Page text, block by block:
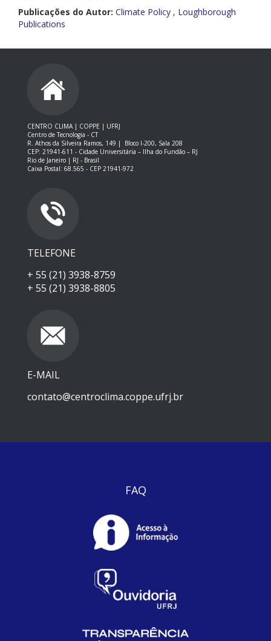
Publicações do Autor: Climate Policy , Loughborough
Publications
CENTRO CLIMA | COPPE | UFRJ
Centro de Tecnologia - CT
R. Athos da Silveira Ramos, 149 |
Bloco I-200, Sala 208
CEP: 21941-611 - Cidade Universitária – Ilha do Fundão – RJ
Rio de Janeiro | RJ - Brasil
Caixa Postal: 68.565 - CEP 21941-972
TELEFONE
+ 55 (21) 3938-8759
+ 55 (21) 3938-8805
E-MAIL
contato@centroclima.coppe.ufrj.br
FAQ